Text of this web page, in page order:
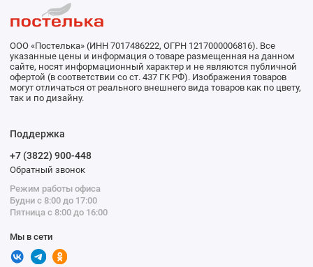
ООО «Постелька» (ИНН 7017486222, ОГРН 1217000006816). Все
указанные цены и информация о товаре размещенная на данном
сайте, носят информационный характер и не являются публичной
офертой (в соответствии со ст. 437 ГК РФ). Изображения товаров
могут отличаться от реального внешнего вида товаров как по цвету,
так и по дизайну.
Поддержка
+7 (3822) 900-448
Обратный звонок
Режим работы офиса
Будни с 8:00 до 17:00
Пятница с 8:00 до 16:00
Мы в сети